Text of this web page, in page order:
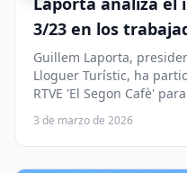
3/23 en los
turístico
Guillem Laporta,
Lloguer Turístic, ha
RTVE 'El Segon Cafè'
normativa sobre los
Barcelona para acoger el
3 de marzo de 2026